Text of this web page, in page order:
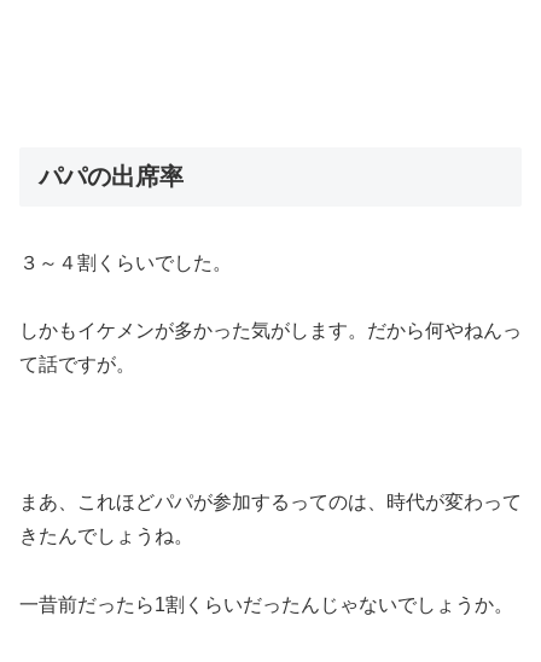
パパの出席率
３～４割くらいでした。
しかもイケメンが多かった気がします。だから何やねんっ
て話ですが。
まあ、これほどパパが参加するってのは、時代が変わって
きたんでしょうね。
一昔前だったら1割くらいだったんじゃないでしょうか。